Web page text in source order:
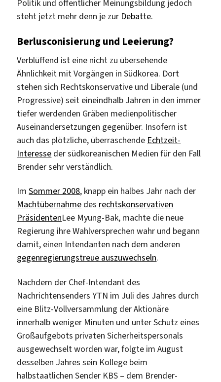
Politik und öffentlicher Meinungsbildung jedoch
steht jetzt mehr denn je zur Debatte.
Berlusconisierung und Leeierung?
Verblüffend ist eine nicht zu übersehende
Ähnlichkeit mit Vorgängen in Südkorea. Dort
stehen sich Rechtskonservative und Liberale (und
Progressive) seit eineindhalb Jahren in den immer
tiefer werdenden Gräben medienpolitischer
Auseinandersetzungen gegenüber. Insofern ist
auch das plötzliche, überraschende Echtzeit-
Interesse der südkoreanischen Medien für den Fall
Brender sehr verständlich.
ImSommer 2008, knapp ein halbes Jahr nach der
Machtübernahme des rechtskonservativen
PräsidentenLee Myung-Bak, machte die neue
Regierung ihre Wahlversprechen wahr und begann
damit, einen Intendanten nach dem anderen
gegenregierungstreue auszuwechseln.
Nachdem der Chef-Intendant des
Nachrichtensenders YTN im Juli des Jahres durch
eine Blitz-Vollversammlung der Aktionäre
innerhalb weniger Minuten und unter Schutz eines
Großaufgebots privaten Sicherheitspersonals
ausgewechselt worden war, folgte im August
desselben Jahres sein Kollege beim
halbstaatlichen Sender KBS – dem Brender-